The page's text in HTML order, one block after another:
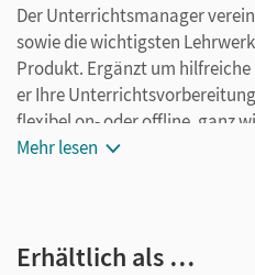
Der Unterrichtsmanager
sowie die wichtigsten
Produkt. Ergänzt um
er Ihre
flexibel on- oder offline, ganz
Ihr Unterrichtsmanager
Videos/Erklärvideos
Mehr lesen
Erhältlich als …